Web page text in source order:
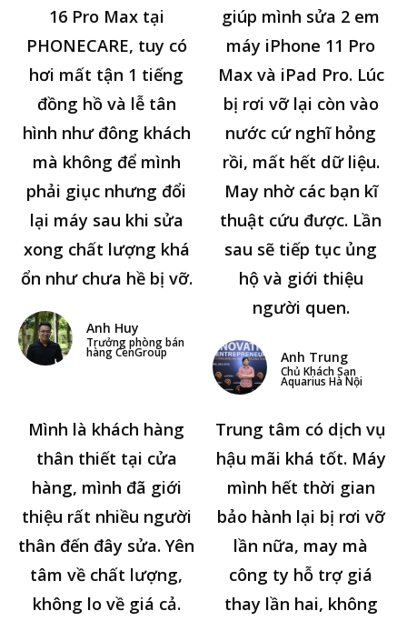
16 Pro Max tại
PHONECARE, tuy có
hơi mất tận 1 tiếng
đồng hồ và lễ tân
hình như đông khách
mà không để mình
phải giục nhưng đổi
lại máy sau khi sửa
xong chất lượng khá
ổn như chưa hề bị vỡ.
Anh Huy
Trưởng phòng bán
hàng CenGroup
giúp mình sửa 2 em
máy iPhone 11 Pro
Max và iPad Pro. Lúc
bị rơi vỡ lại còn vào
nước cứ nghĩ hỏng
rồi, mất hết dữ liệu.
May nhờ các bạn kĩ
thuật cứu được. Lần
sau sẽ tiếp tục ủng
hộ và giới thiệu
người quen.
Anh Trung
Chủ Khách Sạn
Aquarius Hà Nội
Mình là khách hàng
thân thiết tại cửa
hàng, mình đã giới
thiệu rất nhiều người
thân đến đây sửa. Yên
tâm về chất lượng,
không lo về giá cả.
Trung tâm có dịch vụ
hậu mãi khá tốt. Máy
mình hết thời gian
bảo hành lại bị rơi vỡ
lần nữa, may mà
công ty hỗ trợ giá
thay lần hai, không